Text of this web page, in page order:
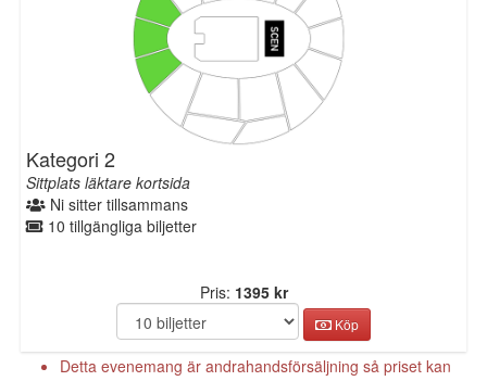
Kategori 2
Sittplats läktare kortsida
Ni sitter tillsammans
10 tillgängliga biljetter
Pris: 1395 kr
Köp
Detta evenemang är andrahandsförsäljning så priset kan